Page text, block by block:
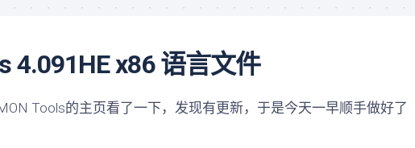
4.091HE x86 语言文件
Tools的主页看了一下，发现有更新，于是今天一早顺手做好了